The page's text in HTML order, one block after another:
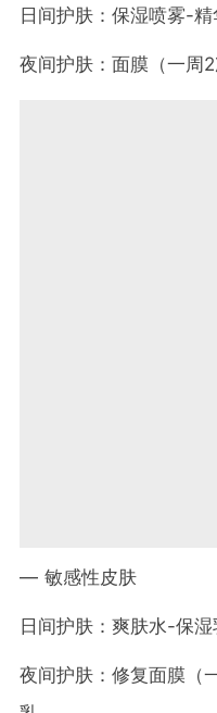
日间护肤：保湿喷雾-
夜间护肤：面膜（一周
— 敏感性皮肤
日间护肤：爽肤水-保
夜间护肤：修复面膜（